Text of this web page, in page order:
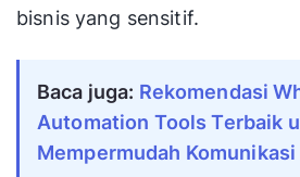
bisnis yang sensitif.
Baca juga: Rekomendasi
Automation Tools Terbaik
Mempermudah